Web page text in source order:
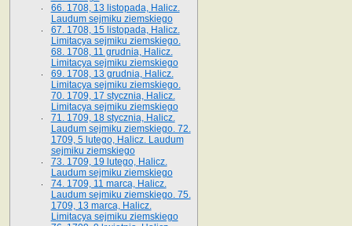
66. 1708, 13 listopada, Halicz.
Laudum sejmiku ziemskiego
67. 1708, 15 listopada, Halicz.
Limitacya sejmiku ziemskiego.
68. 1708, 11 grudnia, Halicz.
Limitacya sejmiku ziemskiego
69. 1708, 13 grudnia, Halicz.
Limitacya sejmiku ziemskiego.
70. 1709, 17 stycznia, Halicz.
Limitacya sejmiku ziemskiego
71. 1709, 18 stycznia, Halicz.
Laudum sejmiku ziemskiego. 72.
1709, 5 lutego, Halicz. Laudum
sejmiku ziemskiego
73. 1709, 19 lutego, Halicz.
Laudum sejmiku ziemskiego
74. 1709, 11 marca, Halicz.
Laudum sejmiku ziemskiego. 75.
1709, 13 marca, Halicz.
Limitacya sejmiku ziemskiego